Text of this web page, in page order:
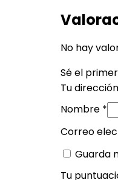
No hay
Sé el
Tu
Nombre *
Correo
Guarda
Tu